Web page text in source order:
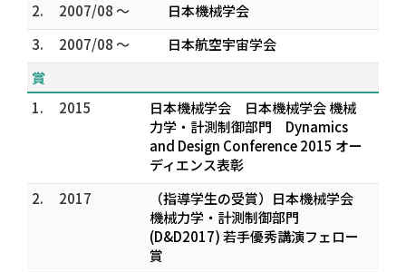
2.
2007/08 ～
日本機械学会
3.
2007/08 ～
日本航空宇宙学会
賞
1.
2015
日本機械学会 日本機械学会 機械
力学・計測制御部門 Dynamics
and Design Conference 2015 オー
ディエンス表彰
2.
2017
（指導学生の受賞）日本機械学会
機械力学・計測制御部門
(D&D2017) 若手優秀講演フェロー
賞